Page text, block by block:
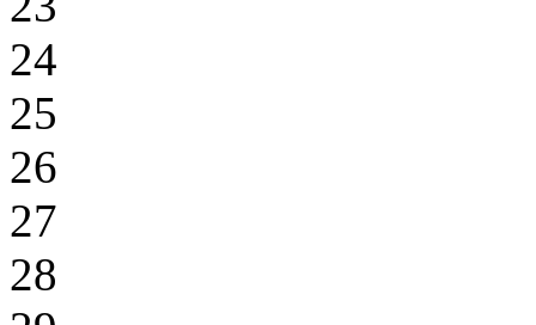
24
25
26
27
28